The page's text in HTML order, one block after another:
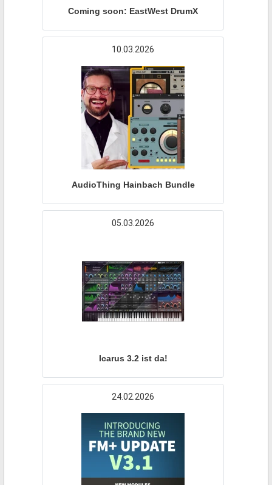
Coming soon: EastWest DrumX
10.03.2026
AudioThing Hainbach Bundle
05.03.2026
Icarus 3.2 ist da!
24.02.2026